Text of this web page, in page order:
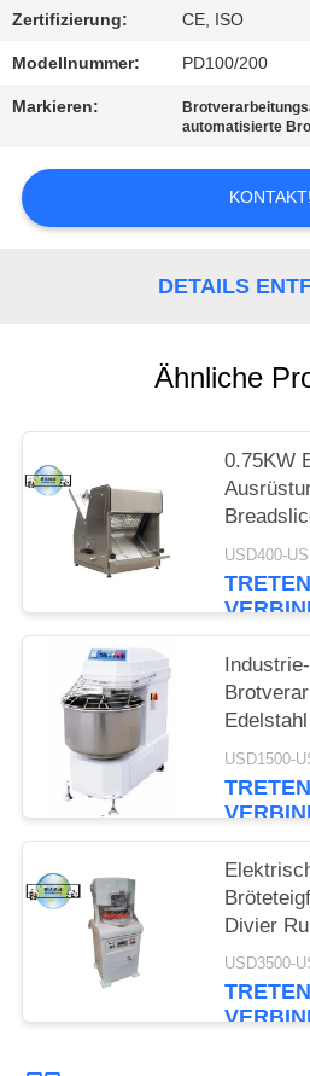
PRIVACY
POLICY
Zertifizierung: CE, ISO
Modellnummer: PD100/200
Markieren:
automatisierte
KONTAKT!
DETAILS
Ähnliche
0.75KW
USD400-
USD1500-
Divier
Kapazität
USD3500-